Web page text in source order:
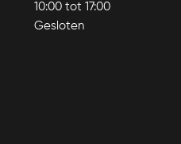
10:00 tot 17:00
Gesloten